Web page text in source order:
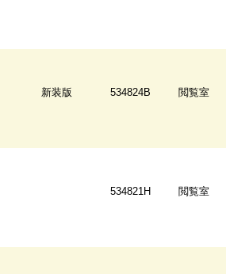
新装版 534824B 閲覧室
534821H 閲覧室